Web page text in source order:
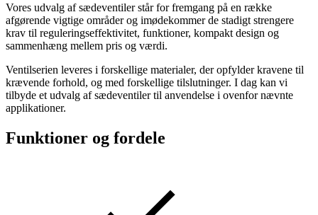
Vores udvalg af sædeventiler står for fremgang på en række
afgørende vigtige områder og imødekommer de stadigt strengere
krav til reguleringseffektivitet, funktioner, kompakt design og
sammenhæng mellem pris og værdi.
Ventilserien leveres i forskellige materialer, der opfylder kravene til
krævende forhold, og med forskellige tilslutninger. I dag kan vi
tilbyde et udvalg af sædeventiler til anvendelse i ovenfor nævnte
applikationer.
Funktioner og fordele